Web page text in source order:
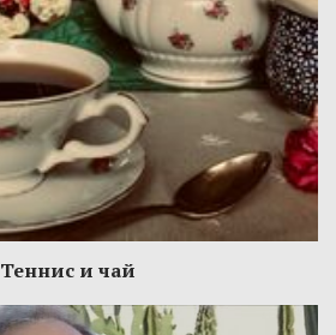
Теннис и чай